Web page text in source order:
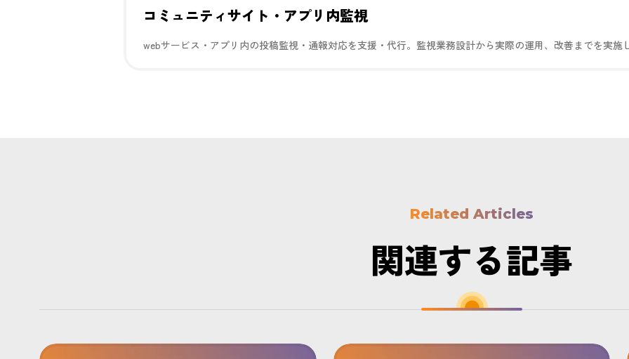
コミュニティサイト・アプリ内監視
webサービス・アプリ内の投稿監視・通報対応を支援・代行。監視業務設計から実際の運用、改善までを実施
Related Articles
関連する記事